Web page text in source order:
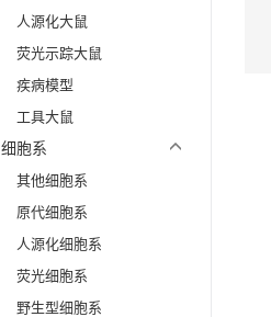
人源化大鼠
荧光示踪大鼠
疾病模型
工具大鼠
细胞系
其他细胞系
原代细胞系
人源化细胞系
荧光细胞系
野生型细胞系